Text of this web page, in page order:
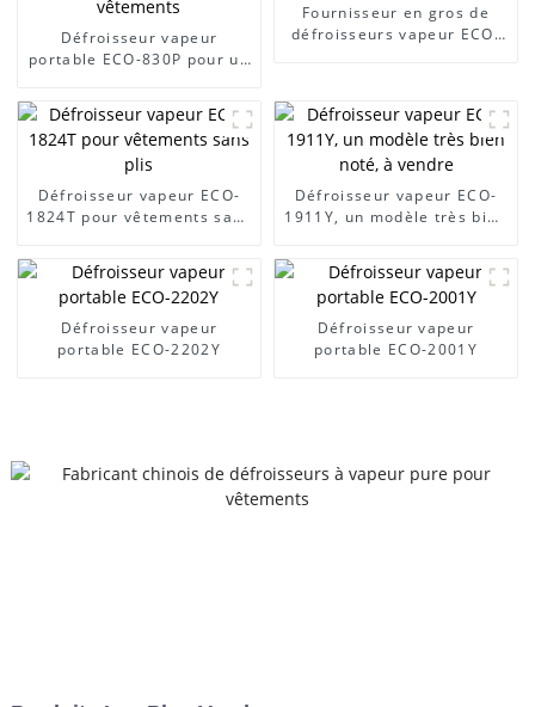
Défroisseur vapeur
portable ECO-830P pour un
Fournisseur en gros de
défroisseurs vapeur ECO-
Défroisseur vapeur ECO-
1824T pour vêtements sans
Défroisseur vapeur ECO-
1911Y, un modèle très bien
Défroisseur vapeur
portable ECO-2202Y
Défroisseur vapeur
portable ECO-2001Y